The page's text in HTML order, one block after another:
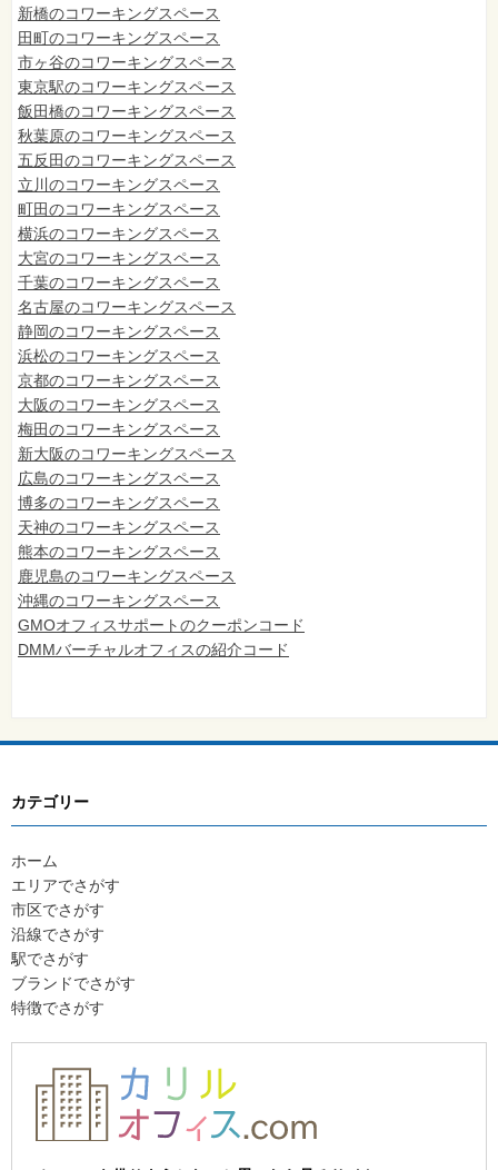
新橋のコワーキングスペース
田町のコワーキングスペース
市ヶ谷のコワーキングスペース
東京駅のコワーキングスペース
飯田橋のコワーキングスペース
秋葉原のコワーキングスペース
五反田のコワーキングスペース
立川のコワーキングスペース
町田のコワーキングスペース
横浜のコワーキングスペース
大宮のコワーキングスペース
千葉のコワーキングスペース
名古屋のコワーキングスペース
静岡のコワーキングスペース
浜松のコワーキングスペース
京都のコワーキングスペース
大阪のコワーキングスペース
梅田のコワーキングスペース
新大阪のコワーキングスペース
広島のコワーキングスペース
博多のコワーキングスペース
天神のコワーキングスペース
熊本のコワーキングスペース
鹿児島のコワーキングスペース
沖縄のコワーキングスペース
GMOオフィスサポートのクーポンコード
DMMバーチャルオフィスの紹介コード
カテゴリー
ホーム
エリアでさがす
市区でさがす
沿線でさがす
駅でさがす
ブランドでさがす
特徴でさがす